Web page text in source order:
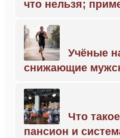
что нельзя;
Учёные
снижающие
Что
пансион и